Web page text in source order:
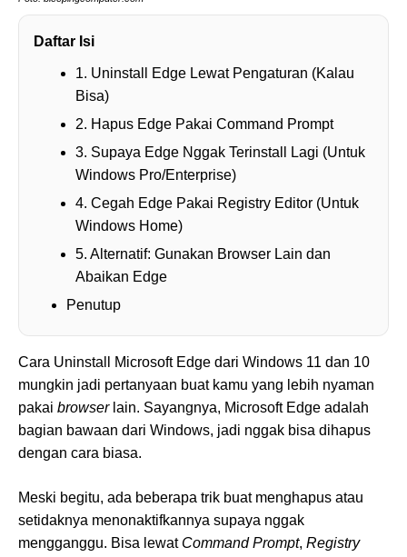
Daftar Isi
1. Uninstall Edge Lewat Pengaturan (Kalau
Bisa)
2. Hapus Edge Pakai Command Prompt
3. Supaya Edge Nggak Terinstall Lagi (Untuk
Windows Pro/Enterprise)
4. Cegah Edge Pakai Registry Editor (Untuk
Windows Home)
5. Alternatif: Gunakan Browser Lain dan
Abaikan Edge
Penutup
Cara Uninstall Microsoft Edge dari Windows 11 dan 10
mungkin jadi pertanyaan buat kamu yang lebih nyaman
pakai browserlain. Sayangnya, Microsoft Edge adalah
bagian bawaan dari Windows, jadi nggak bisa dihapus
dengan cara biasa.
Meski begitu, ada beberapa trik buat menghapus atau
setidaknya menonaktifkannya supaya nggak
mengganggu. Bisa lewat Command Prompt, Registry